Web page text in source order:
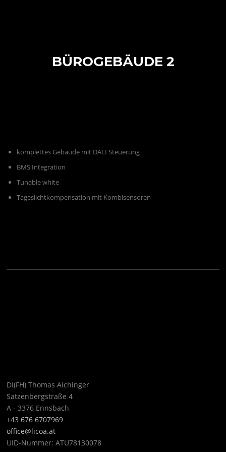
BÜROGEBÄUDE 2
komplettes Gebäude mit DALI Steuerung
BMS Integration
Tunable white
Tageslichtkompensation mit Kombisensoren
DI(FH) Thomas Aichinger
Satzenbergstraße 4
A - 3376 Ennsbach
+43 676 6707969
office@licoa.at
UID-Nummer: ATU78130078